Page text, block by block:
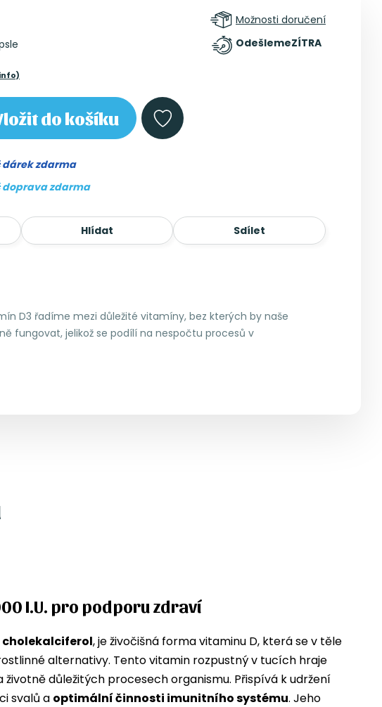
Možnosti doručení
OdešlemeZÍTRA
do košíku
dárek zdarma
doprava zdarma
Hlídat Sdílet
D3 řadíme mezi důležité vitamíny, bez kterých by naše
fungovat, jelikož se podílí na nespočtu procesů v
I.U. pro podporu zdraví
cholekalciferol, je živočišná forma vitaminu D, která se v těle
alternativy. Tento vitamin rozpustný v tucích hraje
důležitých procesech organismu. Přispívá k udržení
svalů a optimální činnosti imunitního systému. Jeho